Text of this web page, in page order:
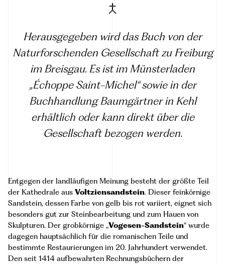
Herausgegeben wird das Buch von der
Naturforschenden Gesellschaft zu Freiburg
im Breisgau. Es ist im Münsterladen
„Échoppe Saint-Michel“ sowie in der
Buchhandlung Baumgärtnerin Kehl
erhältlich oder kann direkt über die
Gesellschaft bezogen werden.
Entgegen der landläufigen Meinung besteht der größte Teil
der Kathedrale aus Voltziensandstein. Dieser feinkörnige
Sandstein, dessen Farbe von gelb bis rot variiert, eignet sich
besonders gut zur Steinbearbeitung und zum Hauen von
Skulpturen. Der grobkörnige „Vogesen-Sandstein“ wurde
dagegen hauptsächlich für die romanischen Teile und
bestimmte Restaurierungen im 20. Jahrhundert verwendet.
Den seit 1414 aufbewahrten Rechnungsbüchern der